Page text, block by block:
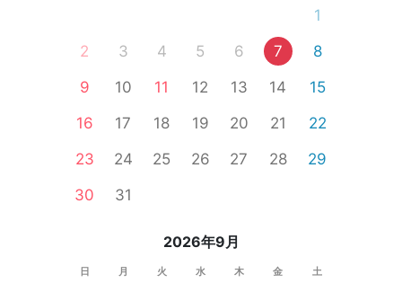
1
2
3 4 5 6 7
8
9
10 11 12 13 14
15
16
17 18 19 20 21
22
23
24 25 26 27 28
29
30
31
2026年9月
日 月 火 水 木 金 土